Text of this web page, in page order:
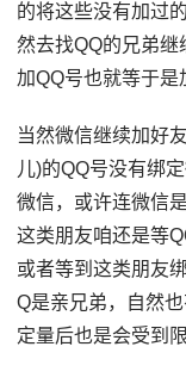
的将这些没有加过
然去找QQ的兄弟继
加QQ号也就等于是
当然微信继续加好
儿)的QQ号没有绑
微信，或许连微信
这类朋友咱还是等
或者等到这类朋友
Q是亲兄弟，自然
定量后也是会受到